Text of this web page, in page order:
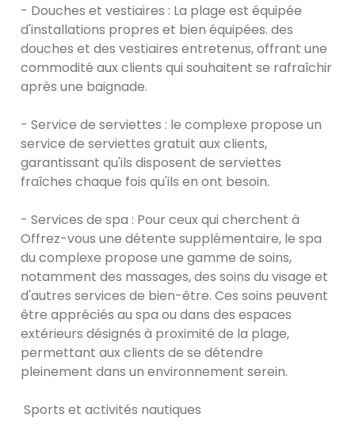
- Douches et vestiaires : La plage est équipée
d'installations propres et bien équipées. des
douches et des vestiaires entretenus, offrant une
commodité aux clients qui souhaitent se rafraîchir
après une baignade.
- Service de serviettes : le complexe propose un
service de serviettes gratuit aux clients,
garantissant qu'ils disposent de serviettes
fraîches chaque fois qu'ils en ont besoin.
- Services de spa : Pour ceux qui cherchent à
Offrez-vous une détente supplémentaire, le spa
du complexe propose une gamme de soins,
notamment des massages, des soins du visage et
d'autres services de bien-être. Ces soins peuvent
être appréciés au spa ou dans des espaces
extérieurs désignés à proximité de la plage,
permettant aux clients de se détendre
pleinement dans un environnement serein.
Sports et activités nautiques